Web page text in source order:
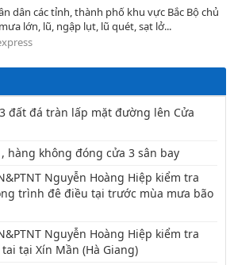
dân các tỉnh, thành phố khu vực Bắc Bộ chủ
lớn, lũ, ngập lụt, lũ quét, sạt lở...
đất đá tràn lấp mặt đường lên Cửa
hàng không đóng cửa 3 sân bay
Nguyễn Hoàng Hiệp kiểm tra
trình đê điều tại trước mùa mưa bão
Nguyễn Hoàng Hiệp kiểm tra
tại Xín Mần (Hà Giang)